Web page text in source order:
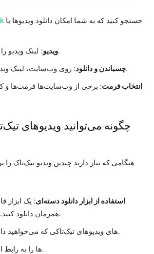
کپی کردن URL ویدیو: لینک ویدیو را از پلتفرمی که می‌خواهید دانلود کنید، کپی کنید.
چسباندن و دانلود: روی وب‌سایت، لینک ویدیو را در فیلد مشخص شده چسبانده و بر روی ‘دانلود’ کلیک کنید.
انتخاب فرمت: برخی از وب‌سایت‌ها فرمت‌ها و
چگونه می‌توانید ویدیو‌های
هنگامی که نیاز دارید چندین ویدیو تیک‌تاک
استفاده از ابزار دانلود دسته‌ای: یک ابزار
همزمان دانلود کنید. بسیاری از وبسایت‌های شخص ثالث این امکان را ارائه می‌دهند.
: یک لیست از URL‌های ویدیوهای تیک‌تاکی که می‌خواهید دانلود کنید تهیه نمایید.
: همه URL‌ها را به رابط ابزار دانلود دسته‌ای الصاق کنید.